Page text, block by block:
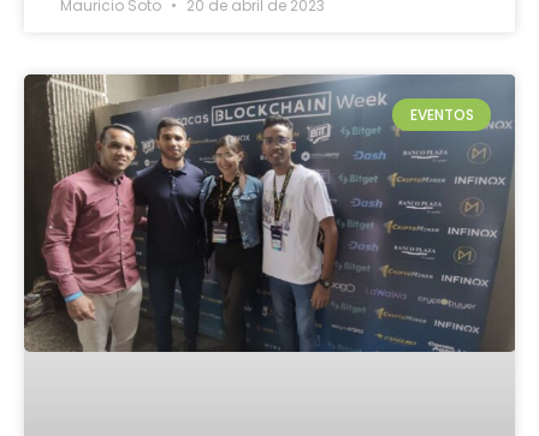
Mauricio Soto 20 de abril de 2023
EVENTOS